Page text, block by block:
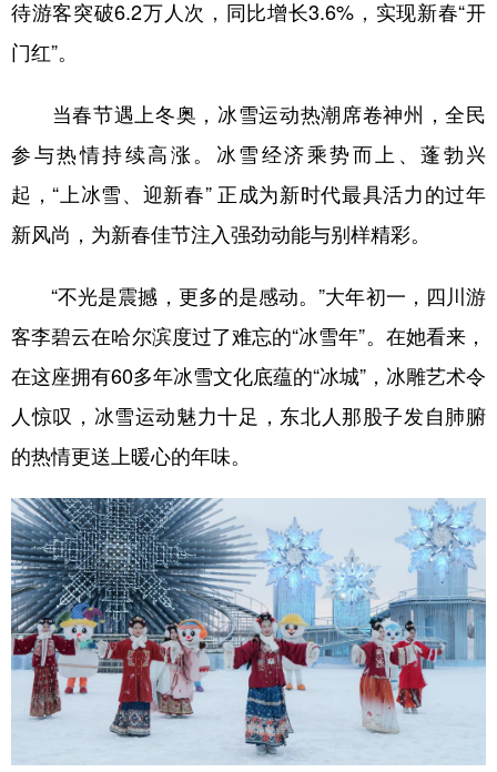
待游客突破6.2万人次，同比增长3.6%，实现新春“开
门红”。
当春节遇上冬奥，冰雪运动热潮席卷神州，全民
参与热情持续高涨。冰雪经济乘势而上、蓬勃兴
起，“上冰雪、迎新春” 正成为新时代最具活力的过年
新风尚，为新春佳节注入强劲动能与别样精彩。
“不光是震撼，更多的是感动。”大年初一，四川游
客李碧云在哈尔滨度过了难忘的“冰雪年”。在她看来，
在这座拥有60多年冰雪文化底蕴的“冰城”，冰雕艺术令
人惊叹，冰雪运动魅力十足，东北人那股子发自肺腑
的热情更送上暖心的年味。